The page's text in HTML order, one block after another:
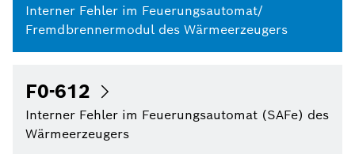
Interner Fehler im Feuerungsautomat/
Fremdbrennermodul des Wärmeerzeugers
F0-612
Interner Fehler im Feuerungsautomat (SAFe) des
Wärmeerzeugers